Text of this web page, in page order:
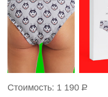
Стоимость: 1 190 Р